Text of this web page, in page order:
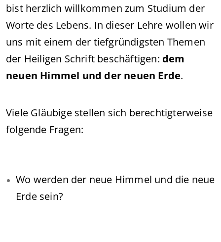
bist herzlich willkommen zum Studium der
Worte des Lebens. In dieser Lehre wollen wir
uns mit einem der tiefgründigsten Themen
der Heiligen Schrift beschäftigen: dem
neuen Himmel und der neuen Erde.
Viele Gläubige stellen sich berechtigterweise
folgende Fragen:
Wo werden der neue Himmel und die neue
Erde sein?